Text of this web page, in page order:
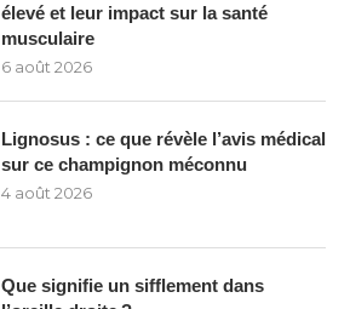
élevé et leur impact sur la santé
musculaire
6 août 2026
Lignosus : ce que révèle l’avis médical
sur ce champignon méconnu
4 août 2026
Que signifie un sifflement dans